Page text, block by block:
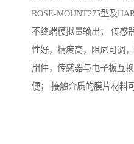
ROSE-MOUNT275型及
不终端模拟量输出； 传感
性好，精度高，阻尼可调
用件，传感器与电子板互
便； 接触介质的膜片材料